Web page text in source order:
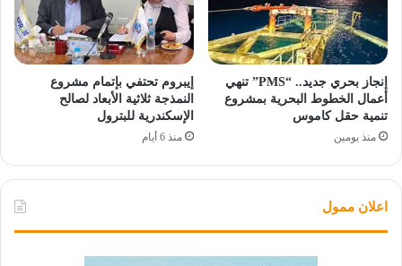
إنجاز بحري جديد.. “PMS” تنهي
أعمال الخطوط البحرية بمشروع
تنمية حقل كاموس
منذ يومين
إيبروم تحتفي بإتمام مشروع
النمذجة ثلاثية الأبعاد لصالح
الإسكندرية للبترول
منذ 6 أيام
اعلان ممول